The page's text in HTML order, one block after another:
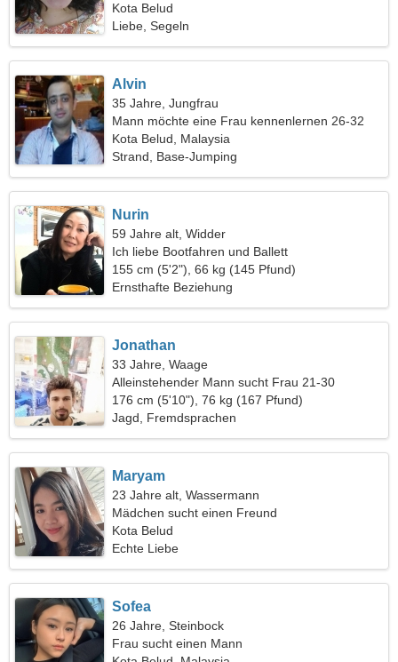
Kota Belud
Liebe, Segeln
Alvin
35 Jahre, Jungfrau
Mann möchte eine Frau kennenlernen 26-32
Kota Belud, Malaysia
Strand, Base-Jumping
Nurin
59 Jahre alt, Widder
Ich liebe Bootfahren und Ballett
155 cm (5'2"), 66 kg (145 Pfund)
Ernsthafte Beziehung
Jonathan
33 Jahre, Waage
Alleinstehender Mann sucht Frau 21-30
176 cm (5'10"), 76 kg (167 Pfund)
Jagd, Fremdsprachen
Maryam
23 Jahre alt, Wassermann
Mädchen sucht einen Freund
Kota Belud
Echte Liebe
Sofea
26 Jahre, Steinbock
Frau sucht einen Mann